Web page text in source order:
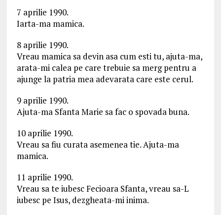
7 aprilie 1990.
Iarta-ma mamica.
8 aprilie 1990.
Vreau mamica sa devin asa cum esti tu, ajuta-ma,
arata-mi calea pe care trebuie sa merg pentru a
ajunge la patria mea adevarata care este cerul.
9 aprilie 1990.
Ajuta-ma Sfanta Marie sa fac o spovada buna.
10 aprilie 1990.
Vreau sa fiu curata asemenea tie. Ajuta-ma
mamica.
11 aprilie 1990.
Vreau sa te iubesc Fecioara Sfanta, vreau sa-L
iubesc pe Isus, dezgheata-mi inima.